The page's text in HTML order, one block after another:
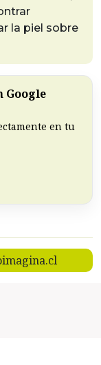
la piel sobre
Google
en tu